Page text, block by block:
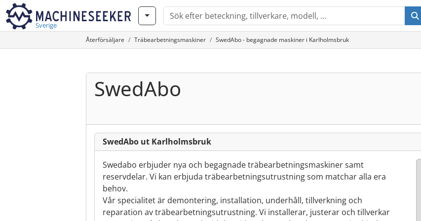
Sverige
Återförsäljare Träbearbetningsmaskiner SwedAbo - begagnade maskiner i Karlholmsbruk
SwedAbo
SwedAbo ut Karlholmsbruk
Swedabo erbjuder nya och begagnade träbearbetningsmaskiner samt
reservdelar. Vi kan erbjuda träbearbetningsutrustning som matchar alla era
behov.
Vår specialitet är demontering, installation, underhåll, tillverkning och
reparation av träbearbetningsutrustning. Vi installerar, justerar och tillverkar